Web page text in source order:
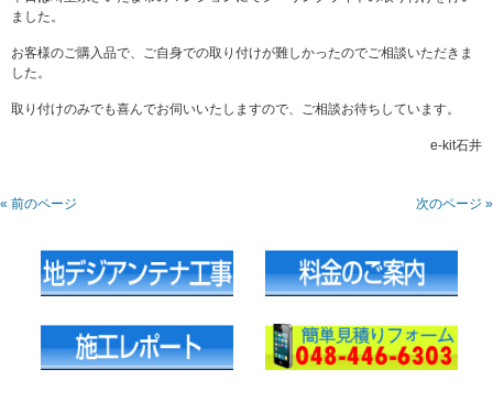
ました。
お客様のご購入品で、ご自身での取り付けが難しかったのでご相談いただきま
した。
取り付けのみでも喜んでお伺いいたしますので、ご相談お待ちしています。
e-kit石井
« 前のページ 次のページ »